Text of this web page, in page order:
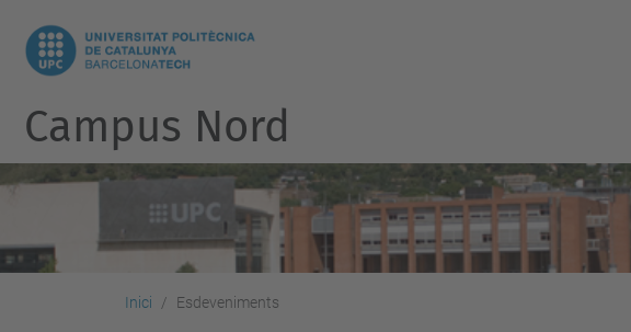
Campus Nord
Inici Esdeveniments